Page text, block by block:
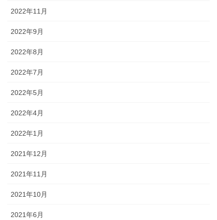
2022年11月
2022年9月
2022年8月
2022年7月
2022年5月
2022年4月
2022年1月
2021年12月
2021年11月
2021年10月
2021年6月